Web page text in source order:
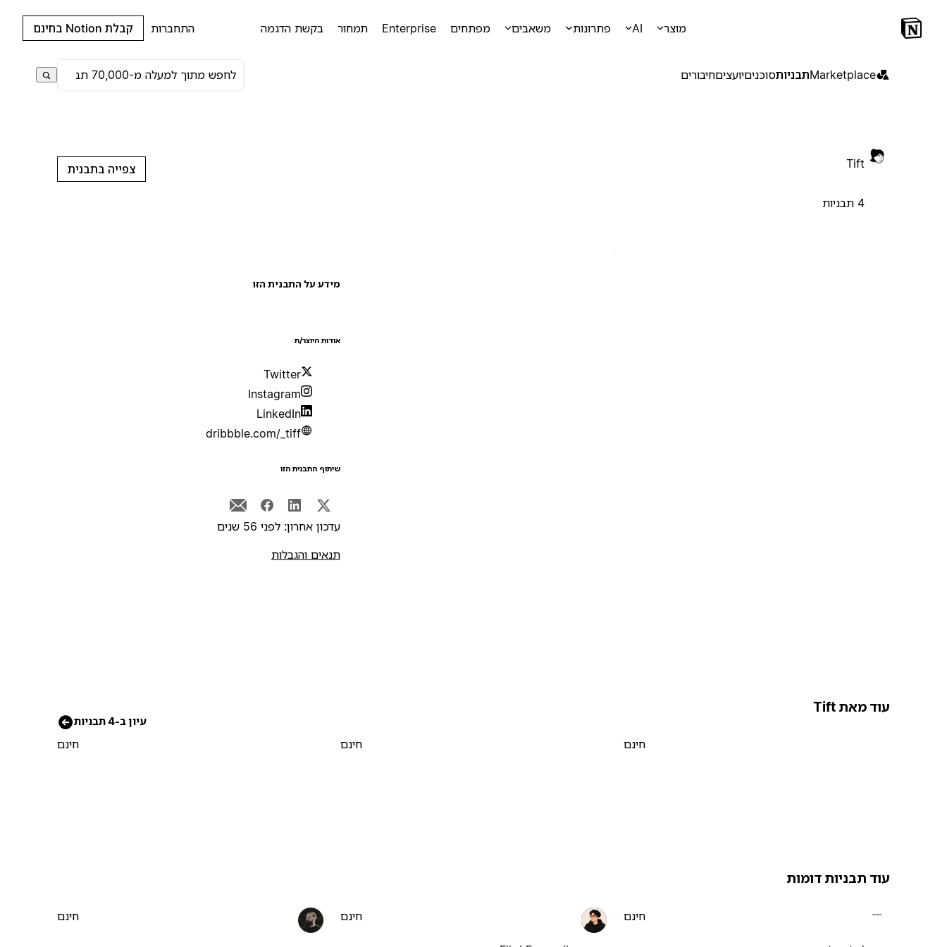
מוצר AI פתרונות משאבים מפתחים Enterprise תמחור בקשת הדגמה התחברות קבלת Notion בחינם
Marketplaceתבניותסוכניםיועציםחיבורים
Tift
4 תבניות
צפייה בתבנית
מידע על התבנית הזו
אודות היוצר/ת
Twitter
Instagram
LinkedIn
dribbble.com/_tiff
שיתוף התבנית הזו
עדכון אחרון: לפני 56 שנים
תנאים והגבלות
עוד מאת Tift
עיון ב-4 תבניות
חינם חינם חינם
עוד תבניות דומות
חינם חינם חינם